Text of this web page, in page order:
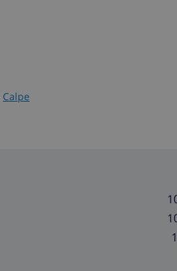
Calpe